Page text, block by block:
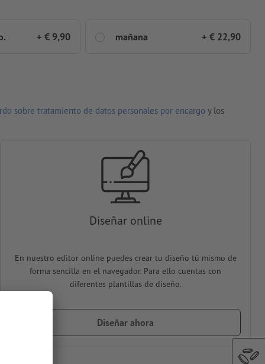
+ € 9,90 mañana + € 22,90
sobre tratamiento de datos personales por encargo y los
Diseñar online
En nuestro editor online puedes crear tu diseño tú mismo de
forma sencilla en el navegador. Para ello cuentas con
diferentes plantillas de diseño.
Diseñar ahora